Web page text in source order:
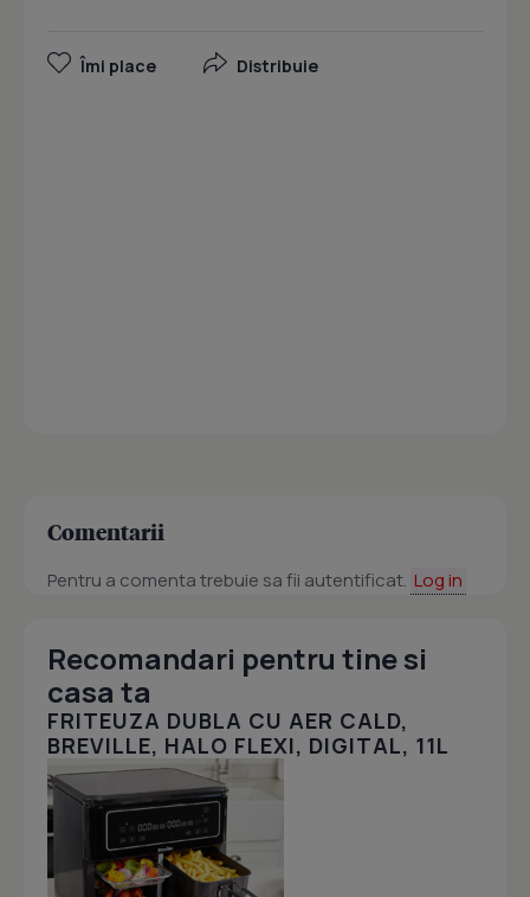
Îmi place Distribuie
Comentarii
Pentru a comenta trebuie sa fii autentificat. Log in
Recomandari pentru tine si
casa ta
FRITEUZA DUBLA CU AER CALD,
BREVILLE, HALO FLEXI, DIGITAL, 11L